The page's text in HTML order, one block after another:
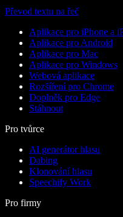
Převod textu na řeč
Aplikace pro iPhone a
Aplikace pro Android
Aplikace pro Mac
Aplikace pro Windows
Webová aplikace
Rozšíření pro Chrome
Doplněk pro Edge
Stáhnout
Pro tvůrce
AI generátor hlasu
Dabing
Klonování hlasu
Speechify Work
Pro firmy